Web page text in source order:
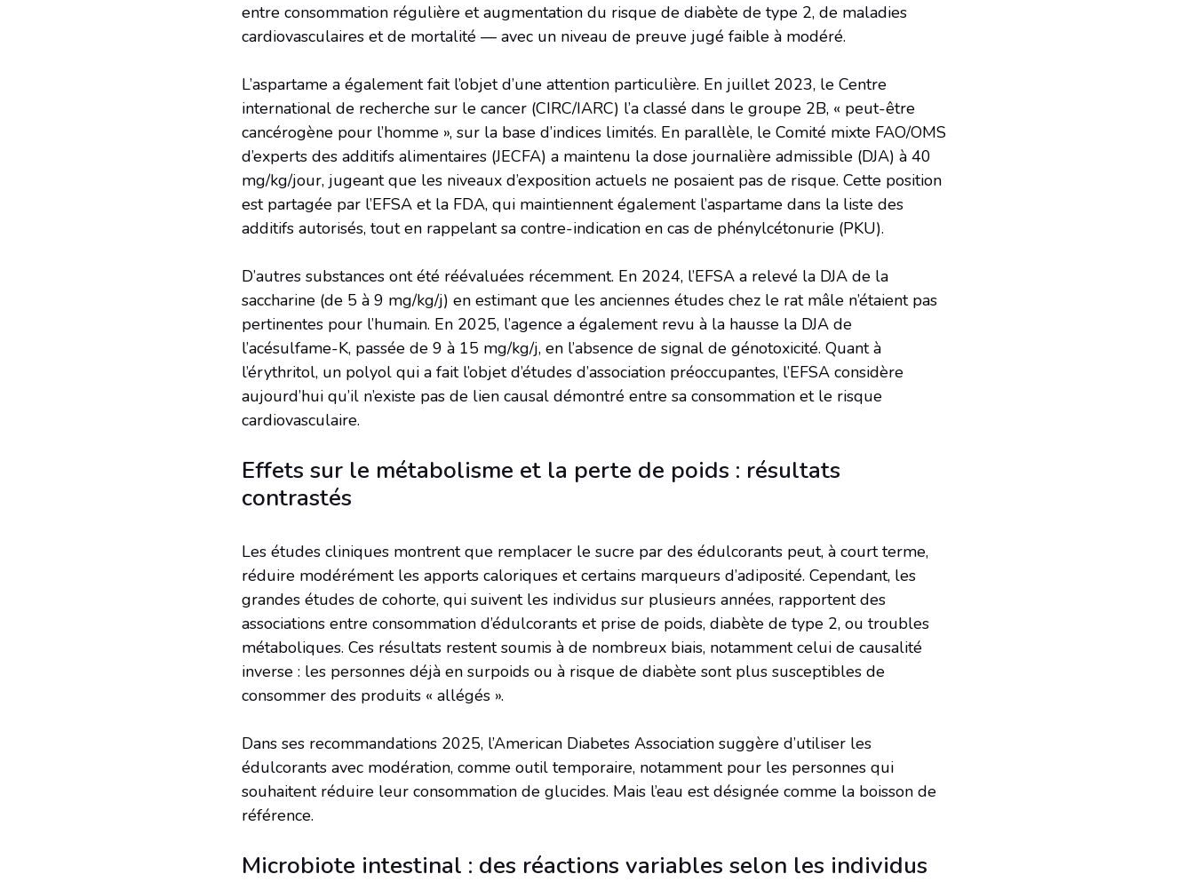
entre consommation régulière et augmentation du risque de diabète de type 2, de maladies
cardiovasculaires et de mortalité — avec un niveau de preuve jugé faible à modéré.
L’aspartame a également fait l’objet d’une attention particulière. En juillet 2023, le Centre
international de recherche sur le cancer (CIRC/IARC) l’a classé dans le groupe 2B, « peut-être
cancérogène pour l’homme », sur la base d’indices limités. En parallèle, le Comité mixte FAO/OMS
d’experts des additifs alimentaires (JECFA) a maintenu la dose journalière admissible (DJA) à 40
mg/kg/jour, jugeant que les niveaux d’exposition actuels ne posaient pas de risque. Cette position
est partagée par l’EFSA et la FDA, qui maintiennent également l’aspartame dans la liste des
additifs autorisés, tout en rappelant sa contre-indication en cas de phénylcétonurie (PKU).
D’autres substances ont été réévaluées récemment. En 2024, l’EFSA a relevé la DJA de la
saccharine (de 5 à 9 mg/kg/j) en estimant que les anciennes études chez le rat mâle n’étaient pas
pertinentes pour l’humain. En 2025, l’agence a également revu à la hausse la DJA de
l’acésulfame-K, passée de 9 à 15 mg/kg/j, en l’absence de signal de génotoxicité. Quant à
l’érythritol, un polyol qui a fait l’objet d’études d’association préoccupantes, l’EFSA considère
aujourd’hui qu’il n’existe pas de lien causal démontré entre sa consommation et le risque
cardiovasculaire.
Effets sur le métabolisme et la perte de poids : résultats
contrastés
Les études cliniques montrent que remplacer le sucre par des édulcorants peut, à court terme,
réduire modérément les apports caloriques et certains marqueurs d’adiposité. Cependant, les
grandes études de cohorte, qui suivent les individus sur plusieurs années, rapportent des
associations entre consommation d’édulcorants et prise de poids, diabète de type 2, ou troubles
métaboliques. Ces résultats restent soumis à de nombreux biais, notamment celui de causalité
inverse : les personnes déjà en surpoids ou à risque de diabète sont plus susceptibles de
consommer des produits « allégés ».
Dans ses recommandations 2025, l’American Diabetes Association suggère d’utiliser les
édulcorants avec modération, comme outil temporaire, notamment pour les personnes qui
souhaitent réduire leur consommation de glucides. Mais l’eau est désignée comme la boisson de
référence.
Microbiote intestinal : des réactions variables selon les individus